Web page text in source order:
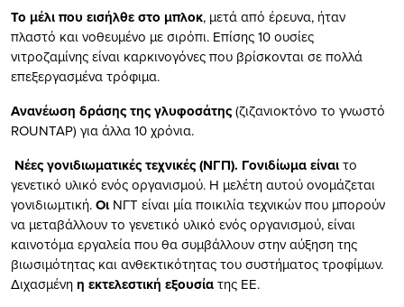
Το μέλι που εισήλθε στο μπλοκ, μετά από έρευνα, ήταν
πλαστό και νοθευμένο με σιρόπι. Επίσης 10 ουσίες
νιτροζαμίνης είναι καρκινογόνες που βρίσκονται σε πολλά
επεξεργασμένα τρόφιμα.
Ανανέωση δράσης της γλυφοσάτης(ζιζανιοκτόνο το γνωστό
ROUNTAP) για άλλα 10 χρόνια.
Νέες γονιδιωματικές τεχνικές (ΝΓΠ). Γονιδίωμα είναιτο
γενετικό υλικό ενός οργανισμού. Η μελέτη αυτού ονομάζεται
γονιδιωμτική.Οι ΝΓΤ είναι μία ποικιλία τεχνικών που μπορούν
να μεταβάλλουν το γενετικό υλικό ενός οργανισμού, είναι
καινοτόμα εργαλεία που θα συμβάλλουν στην αύξηση της
βιωσιμότητας και ανθεκτικότητας του συστήματος τροφίμων.
Διχασμένη η εκτελεστική εξουσίατης ΕΕ.